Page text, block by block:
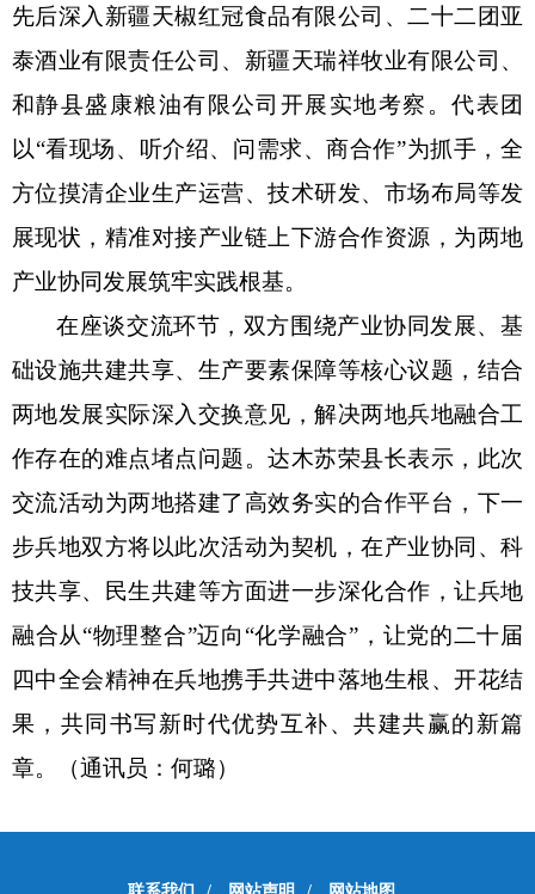
先后深入新疆天椒红冠食品有限公司、二十二团亚
泰酒业有限责任公司、新疆天瑞祥牧业有限公司、
和静县盛康粮油有限公司开展实地考察。代表团
以“看现场、听介绍、问需求、商合作”为抓手，全
方位摸清企业生产运营、技术研发、市场布局等发
展现状，精准对接产业链上下游合作资源，为两地
产业协同发展筑牢实践根基。
在座谈交流环节，双方围绕产业协同发展、基
础设施共建共享、生产要素保障等核心议题，结合
两地发展实际深入交换意见，解决两地兵地融合工
作存在的难点堵点问题。达木苏荣县长表示，此次
交流活动为两地搭建了高效务实的合作平台，下一
步兵地双方将以此次活动为契机，在产业协同、科
技共享、民生共建等方面进一步深化合作，让兵地
融合从“物理整合”迈向“化学融合”，让党的二十届
四中全会精神在兵地携手共进中落地生根、开花结
果，共同书写新时代优势互补、共建共赢的新篇
章。（通讯员：何璐）